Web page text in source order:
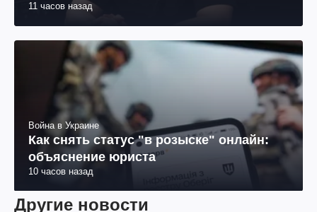
11 часов назад
Война в Украине
Как снять статус "в розыске" онлайн:
объяснение юриста
10 часов назад
Другие новости